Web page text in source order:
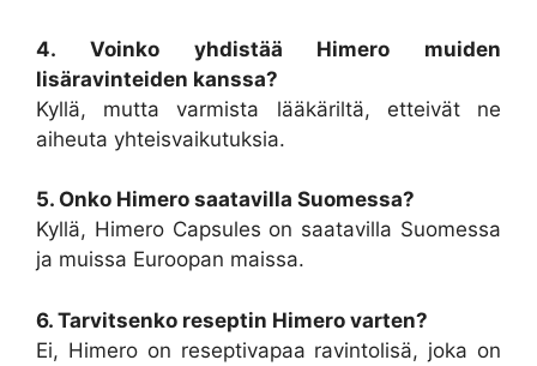
4. Voinko yhdistää Himero muiden
lisäravinteiden kanssa?
Kyllä, mutta varmista lääkäriltä, etteivät ne
aiheuta yhteisvaikutuksia.
5. Onko Himero saatavilla Suomessa?
Kyllä, Himero Capsules on saatavilla Suomessa
ja muissa Euroopan maissa.
6. Tarvitsenko reseptin Himero varten?
Ei, Himero on reseptivapaa ravintolisä, joka on